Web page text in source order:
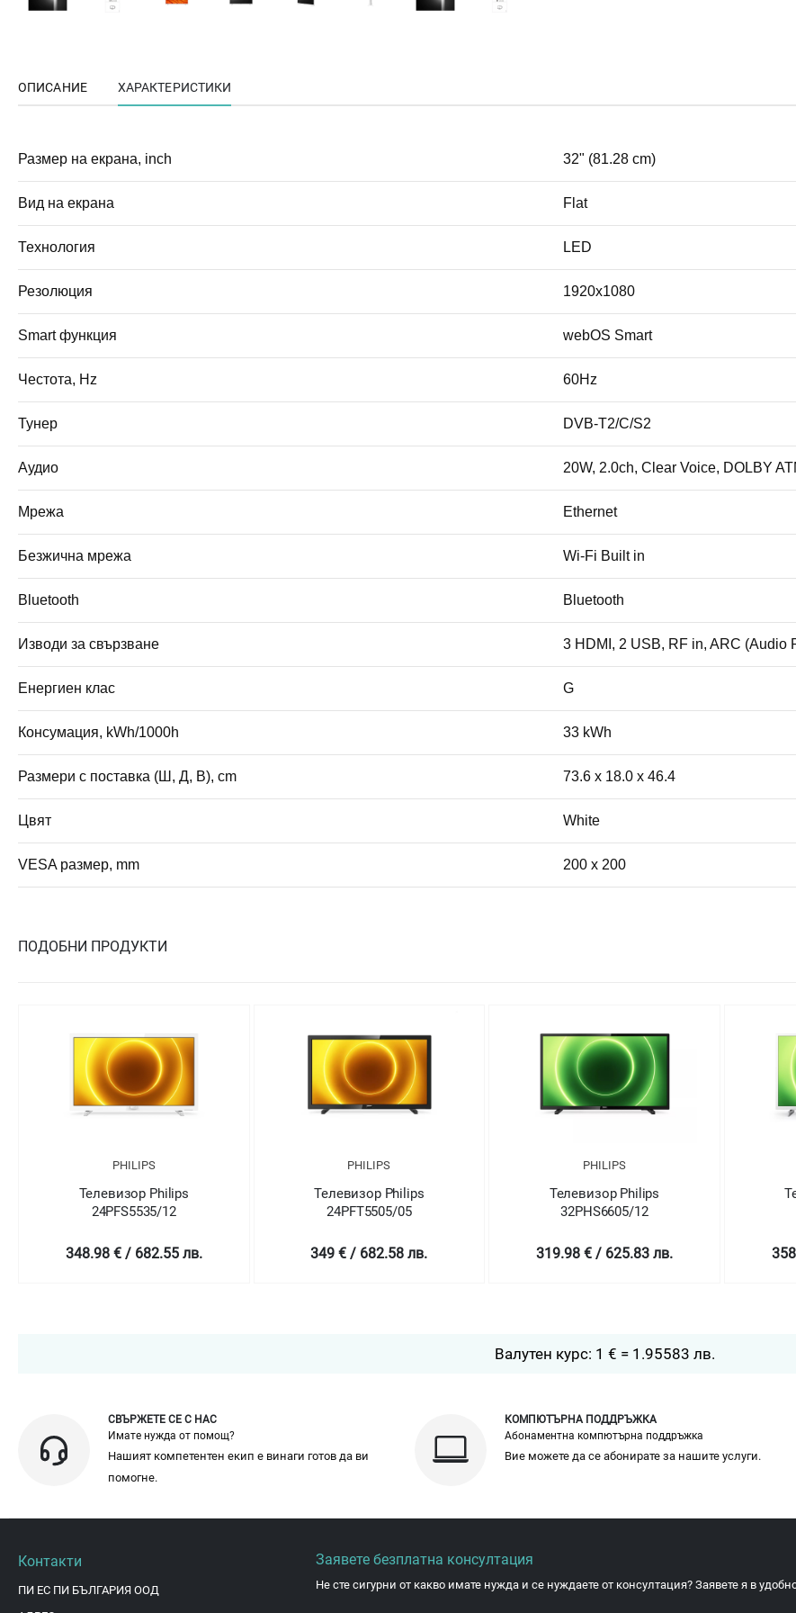
ОПИСАНИЕ ХАРАКТЕРИСТИКИ
Размер на екрана, inch 32" (81.28 cm)
Вид на екрана Flat
Технология LED
Резолюция 1920x1080
Smart функция webOS Smart
Честота, Hz 60Hz
Тунер DVB-T2/C/S2
Аудио 20W, 2.0ch, Clear Voice, DOLBY
Мрежа Ethernet
Безжична мрежа Wi-Fi Built in
Bluetooth Bluetooth
Изводи за свързване 3 HDMI, 2 USB, RF in, ARC (Audio
Енергиен клас G
Консумация, kWh/1000h 33 kWh
Размери с поставка (Ш, Д, В), cm 73.6 x 18.0 x 46.4
Цвят White
VESA размер, mm 200 x 200
ПОДОБНИ ПРОДУКТИ
PHILIPS
Телевизор Philips
24PFS5535/12
348.98 € / 682.55 лв.
PHILIPS
Телевизор Philips
24PFT5505/05
349 € / 682.58 лв.
PHILIPS
Телевизор Philips
32PHS6605/12
319.98 € / 625.83 лв.
Валутен курс: 1 € = 1.95583 лв.
СВЪРЖЕТЕ СЕ С НАС
Имате нужда от помощ?
Нашият компетентен екип е винаги готов да ви
помогне.
КОМПЮТЪРНА ПОДДРЪЖКА
Абонаментна компютърна поддръжка
Вие можете да се абонирате за нашите услуги.
Контакти
ПИ ЕС ПИ БЪЛГАРИЯ ООД
Заявете безплатна консултация
Не сте сигурни от какво имате нужда и се нуждаете от консултация? Заявете я в